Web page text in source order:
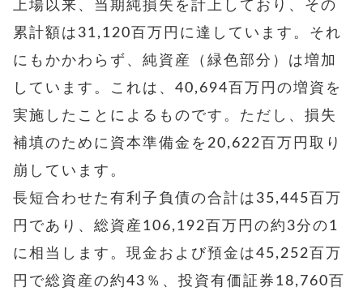
上場以来、当期純損失を計上しており、その
累計額は31,120百万円に達しています。それ
にもかかわらず、純資産（緑色部分）は増加
しています。これは、40,694百万円の増資を
実施したことによるものです。ただし、損失
補填のために資本準備金を20,622百万円取り
崩しています。
長短合わせた有利子負債の合計は35,445百万
円であり、総資産106,192百万円の約3分の1
に相当します。現金および預金は45,252百万
円で総資産の約43％、投資有価証券18,760百